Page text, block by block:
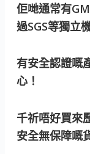
佢哋通常有
過SGS等獨立
有安全認證嘅
心！
千祈唔好買來
安全無保障嘅